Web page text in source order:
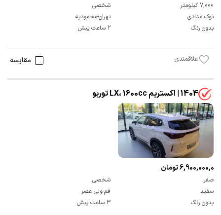
7,000 کیلومتر
شخصی
نوک مدادی
تهران-محمودیه
بدون رنگ
2 ساعت پیش
علاقمندی مقایسه
1404 | اکستریم LX، 1600cc توربو
6,900,000,000 تومان
صفر
شخصی
سفید
قم-ولی عصر
بدون رنگ
3 ساعت پیش